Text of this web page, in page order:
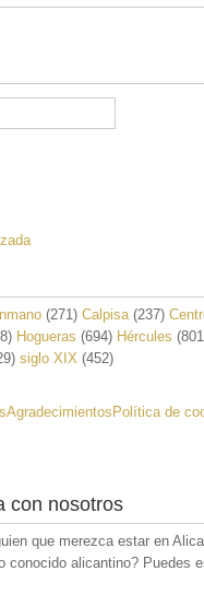
(271) Calpisa(237)
Hogueras (694) Hércules
siglo XIX (452)
AgradecimientosPolítica de
con nosotros
que merezca estar en
conocido alicantino? Puedes